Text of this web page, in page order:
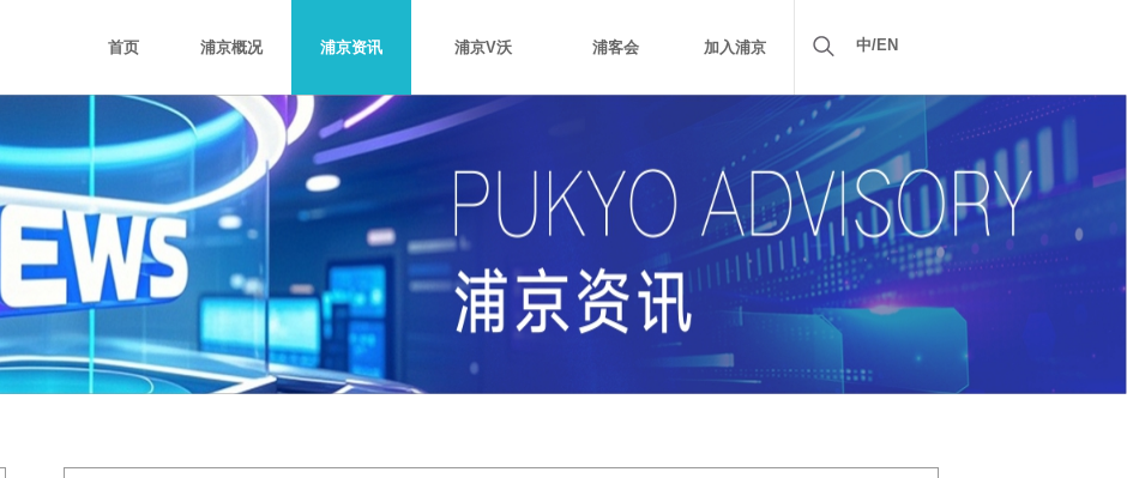
首页 浦京概况 浦京资讯 浦京V沃 浦客会 加入浦京 中/EN
浦京介绍 企业文化 浦京团队 社会责任
最新动态 行业新闻 品牌宣传
项目展示 项目拓展
浦客会会员权益 浦京V沃会员权益
人才招聘
中文简体